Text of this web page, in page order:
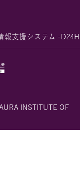
報支援システム -
INSTITUTE OF